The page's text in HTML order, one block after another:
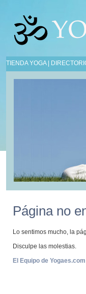
TIENDA YOGA|
Página no
Lo sentimos mucho, la
Disculpe las molestias.
El Equipo de Yogaes.com